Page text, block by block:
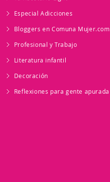
Especial Adicciones
Bloggers en Comuna Mujer.com
Profesional y Trabajo
Literatura infantil
Decoración
Reflexiones para gente apurada